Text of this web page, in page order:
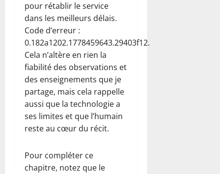
pour rétablir le service
dans les meilleurs délais.
Code d’erreur :
0.182a1202.1778459643.29403f12.
Cela n’altère en rien la
fiabilité des observations et
des enseignements que je
partage, mais cela rappelle
aussi que la technologie a
ses limites et que l’humain
reste au cœur du récit.
Pour compléter ce
chapitre, notez que le